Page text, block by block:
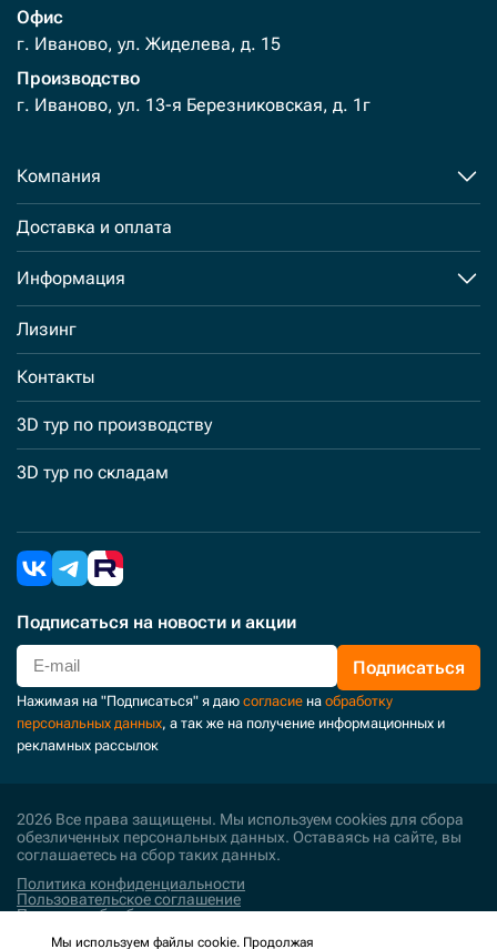
Офис
г. Иваново, ул. Жиделева, д. 15
Производство
г. Иваново, ул. 13-я Березниковская, д. 1г
Компания
Доставка и оплата
Информация
Лизинг
Контакты
3D тур по производству
3D тур по складам
Подписаться на новости и акции
Подписаться
Нажимая на "Подписаться" я даю согласие на обработку
персональных данных, а так же на получение информационных и
рекламных рассылок
2026 Все права защищены. Мы используем cookies для сбора
обезличенных персональных данных. Оставаясь на сайте, вы
соглашаетесь на сбор таких данных.
Политика конфиденциальности
Пользовательское соглашение
Политика обработки персональных данных
Мы используем файлы cookie. Продолжая